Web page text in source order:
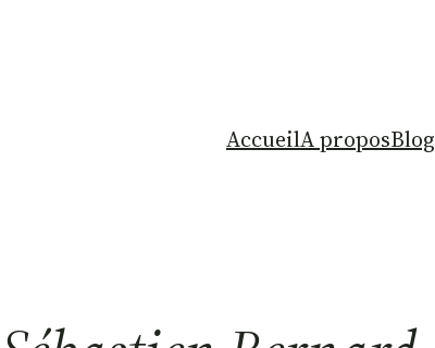
AccueilA proposBlog